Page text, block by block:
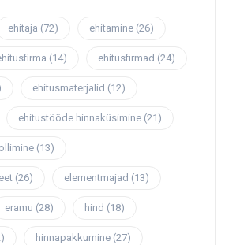
ehitaja (72) ehitamine (26)
(14) ehitusfirmad (24)
ehitusmaterjalid (12)
ehitustööde hinnaküsimine (21)
(13)
(26) elementmajad (13)
eramu (28) hind (18)
hinnapakkumine (27)